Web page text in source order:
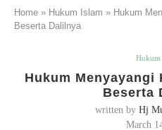
Home » Hukum Islam » Hukum
Beserta Dalilnya
Hukum
Hukum Menyayangi
Beserta
written by Hj
March